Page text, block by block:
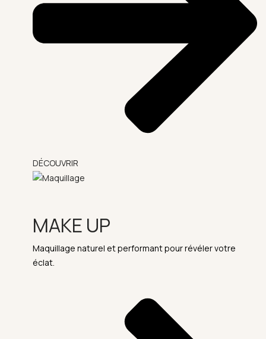
DÉCOUVRIR
MAKE UP
Maquillage naturel et performant pour révéler votre
éclat.